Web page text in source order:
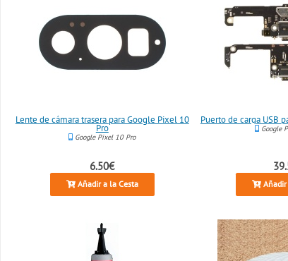
Lente de cámara trasera para Google Pixel 10
Pro
Google Pixel 10 Pro
6.50€
Añadir a la Cesta
Puerto de carga USB
Google